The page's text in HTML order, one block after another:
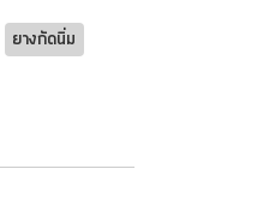
ยางกัดนิ่ม